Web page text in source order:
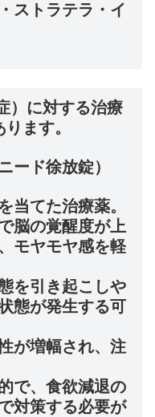
ストラテラ・イ
）に対する治療
ます。
ード徐放錠）
当てた治療薬。
脳の覚醒度が上
モヤモヤ感を軽
を引き起こしや
態が発生する可
が増幅され、注
で、食欲減退の
対策する必要が